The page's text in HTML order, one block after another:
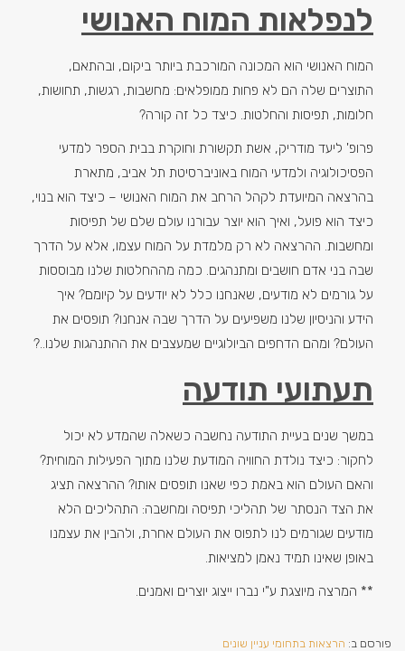
לנפלאות המוח האנושי
המוח האנושי הוא המכונה המורכבת ביותר ביקום, ובהתאם,
התוצרים שלה הם לא פחות ממופלאים: מחשבות, רגשות, תחושות,
חלומות, תפיסות והחלטות. כיצד כל זה קורה?
פרופ' ליעד מודריק, אשת תקשורת וחוקרת בבית הספר למדעי
הפסיכולוגיה ולמדעי המוח באוניברסיטת תל אביב, מתארת
בהרצאה המיועדת לקהל הרחב את המוח האנושי – כיצד הוא בנוי,
כיצד הוא פועל, ואיך הוא יוצר עבורנו עולם שלם של תפיסות
ומחשבות. ההרצאה לא רק מלמדת על המוח עצמו, אלא על הדרך
שבה בני אדם חושבים ומתנהגים. כמה מההחלטות שלנו מבוססות
על גורמים לא מודעים, שאנחנו כלל לא יודעים על קיומם? איך
הידע והניסיון שלנו משפיעים על הדרך שבה אנחנו? תופסים את
העולם? ומהם הדחפים הביולוגיים שמעצבים את ההתנהגות שלנו..?
תעתועי תודעה
במשך שנים בעיית התודעה נחשבה כשאלה שהמדע לא יכול
לחקור: כיצד נולדת החוויה המודעת שלנו מתוך הפעילות המוחית?
והאם העולם הוא באמת כפי שאנו תופסים אותו? ההרצאה תציג
את הצד הנסתר של תהליכי תפיסה ומחשבה: התהליכים הלא
מודעים שגורמים לנו לתפוס את העולם אחרת, ולהבין את עצמנו
באופן שאינו תמיד נאמן למציאות.
** המרצה מיוצגת ע"י נברו ייצוג יוצרים ואמנים.
פורסם ב: הרצאות בתחומי עניין שונים